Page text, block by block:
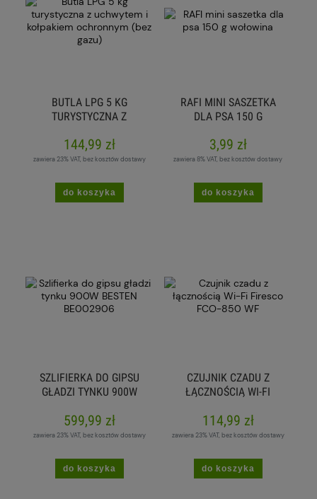
BUTLA LPG 5 KG
TURYSTYCZNA Z
KOŁPAKIEM
OCHRONNYM (BEZ
144,99 zł
zawiera 23% VAT, bez kosztów dostawy
do koszyka
RAFI MINI SASZETKA
DLA PSA 150 G
3,99 zł
zawiera 8% VAT, bez kosztów dostawy
do koszyka
SZLIFIERKA DO GIPSU
GŁADZI TYNKU 900W
599,99 zł
zawiera 23% VAT, bez kosztów dostawy
do koszyka
CZUJNIK CZADU Z
ŁĄCZNOŚCIĄ WI-FI
114,99 zł
zawiera 23% VAT, bez kosztów dostawy
do koszyka